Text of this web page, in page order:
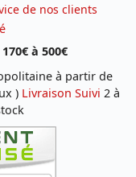
de nos clients
à 500€
à partir de
) Livraison Suivi 2 à